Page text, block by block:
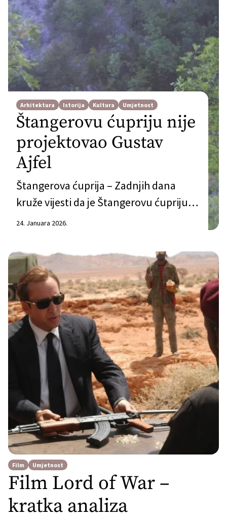
Arhitektura Istorija Kultura Umjetnost
Štangerovu ćupriju nije
projektovao Gustav
Ajfel
Štangerova ćuprija – Zadnjih dana
kruže vijesti da je Štangerovu ćupriju u
Sjekosama (opština Čapljina)
Ajfelove kule – Gustav Ajfel. Ova
informacija se pojavljuje u knjizi “Pruge
koje su život značile” Stanislava
Vukorepa, gdje se navodi da je, prema
kazivanju, ovu ćupriju projektovao
Ajfel. Problem nastaje kada novinari,
željni senzacionalizma, […]
24. Januara 2026.
Film Umjetnost
Film Lord of War –
kratka analiza